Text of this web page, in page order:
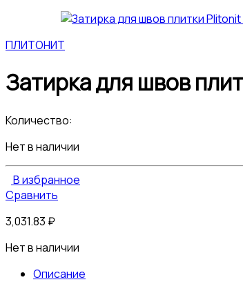
ПЛИТОНИТ
Затирка для швов
Количество:
Нет в наличии
В избранное
Сравнить
3,031.83 ₽
Нет в наличии
Описание